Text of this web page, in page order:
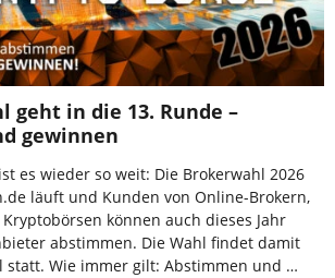
geht in die 13. Runde –
gewinnen
es wieder so weit: Die Brokerwahl 2026
läuft und Kunden von Online-Brokern,
können auch dieses Jahr
abstimmen. Die Wahl findet damit
statt. Wie immer gilt: Abstimmen und …